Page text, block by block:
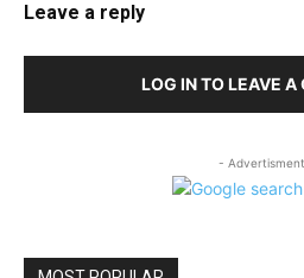
Leave a reply
LOG IN TO LEAVE
-